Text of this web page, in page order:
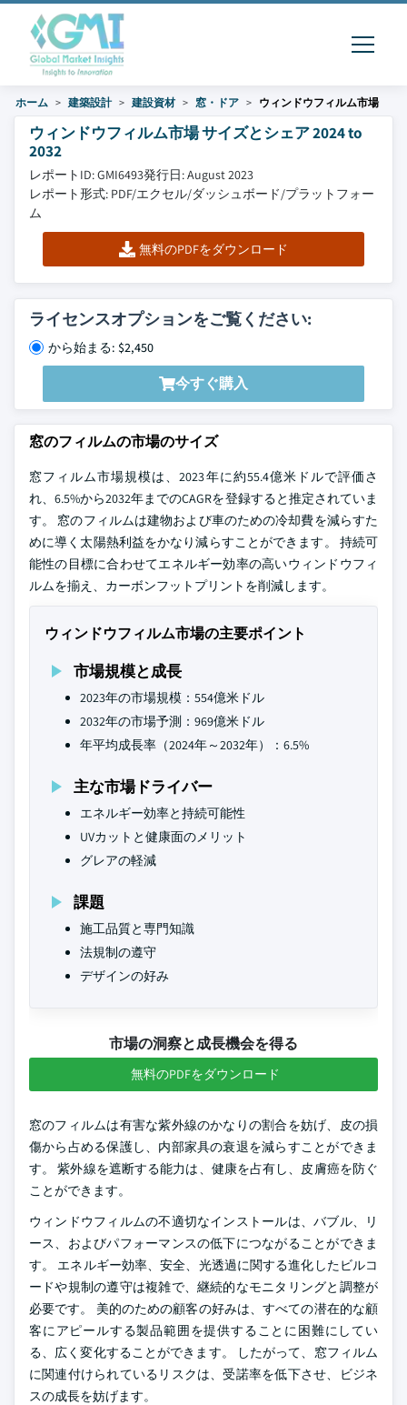
ホーム 建築設計 建設資材 窓・ドア ウィンドウフィルム市場
ウィンドウフィルム市場 サイズとシェア 2024 to
2032
レポートID: GMI6493発行日: August 2023
レポート形式: PDF/エクセル/ダッシュボード/プラットフォー
ム
無料のPDFをダウンロード
ライセンスオプションをご覧ください:
から始まる: $2,450
今すぐ購入
窓のフィルムの市場のサイズ
窓フィルム市場規模は、2023年に約55.4億米ドルで評価さ
れ、6.5%から2032年までのCAGRを登録すると推定されていま
す。 窓のフィルムは建物および車のための冷却費を減らすた
めに導く太陽熱利益をかなり減らすことができます。 持続可
能性の目標に合わせてエネルギー効率の高いウィンドウフィ
ルムを揃え、カーボンフットプリントを削減します。
ウィンドウフィルム市場の主要ポイント
市場規模と成長
2023年の市場規模：554億米ドル
2032年の市場予測：969億米ドル
年平均成長率（2024年～2032年）：6.5%
主な市場ドライバー
エネルギー効率と持続可能性
UVカットと健康面のメリット
グレアの軽減
課題
施工品質と専門知識
法規制の遵守
デザインの好み
市場の洞察と成長機会を得る
無料のPDFをダウンロード
窓のフィルムは有害な紫外線のかなりの割合を妨げ、皮の損
傷から占める保護し、内部家具の衰退を減らすことができま
す。 紫外線を遮断する能力は、健康を占有し、皮膚癌を防ぐ
ことができます。
ウィンドウフィルムの不適切なインストールは、バブル、リ
ース、およびパフォーマンスの低下につながることができま
す。 エネルギー効率、安全、光透過に関する進化したビルコ
ードや規制の遵守は複雑で、継続的なモニタリングと調整が
必要です。 美的のための顧客の好みは、すべての潜在的な顧
客にアピールする製品範囲を提供することに困難にしてい
る、広く変化することができます。 したがって、窓フィルム
に関連付けられているリスクは、受諾率を低下させ、ビジネ
スの成長を妨げます。